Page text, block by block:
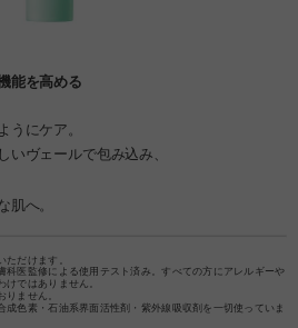
能を高める
うにケア。
いヴェールで包み込み、
肌へ。
ただけます。
科医監修による使用テスト済み。すべての方にアレルギーや
ではありません。
りません。
成色素・石油系界面活性剤・紫外線吸収剤を一切使っていま